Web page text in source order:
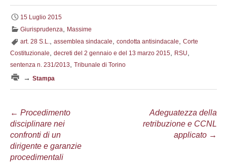
15 Luglio 2015
Giurisprudenza
Massime
art. 28 S.L. assemblea sindacale condotta antisindacale
Corte
Costituzionale
decreti del 2 gennaio e del 13 marzo 2015 RSU
sentenza n. 231/2013 Tribunale di Torino
→ Stampa
Navigazione
articolo
← Procedimento
disciplinare nei
confronti di un
dirigente e garanzie
procedimentali
Adeguatezza della
retribuzione e CCNL
applicato →